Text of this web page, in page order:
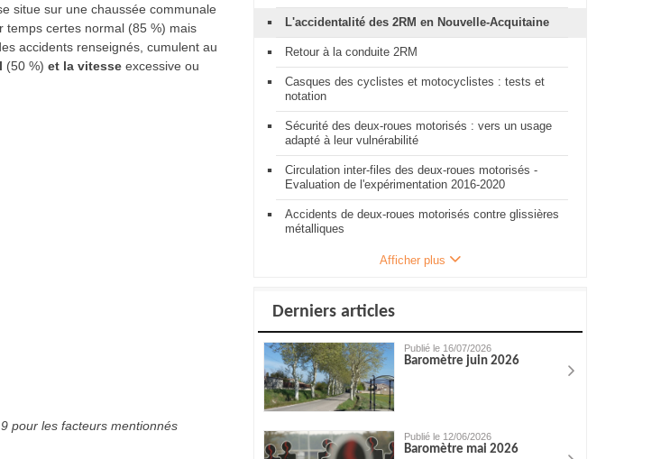
situe sur une chaussée communale
temps certes normal (85 %) mais
accidents renseignés, cumulent au
(50 %) et la vitesse excessive ou
pour les facteurs mentionnés
L'accidentalité des 2RM en Nouvelle-Acquitaine
Retour à la conduite 2RM
Casques des cyclistes et motocyclistes : tests et
notation
Sécurité des deux-roues motorisés : vers un usage
adapté à leur vulnérabilité
Circulation inter-files des deux-roues motorisés -
Evaluation de l'expérimentation 2016-2020
Accidents de deux-roues motorisés contre glissières
métalliques
Afficher plus
Derniers articles
Publié le 16/07/2026
Baromètre juin 2026
Publié le 12/06/2026
Baromètre mai 2026